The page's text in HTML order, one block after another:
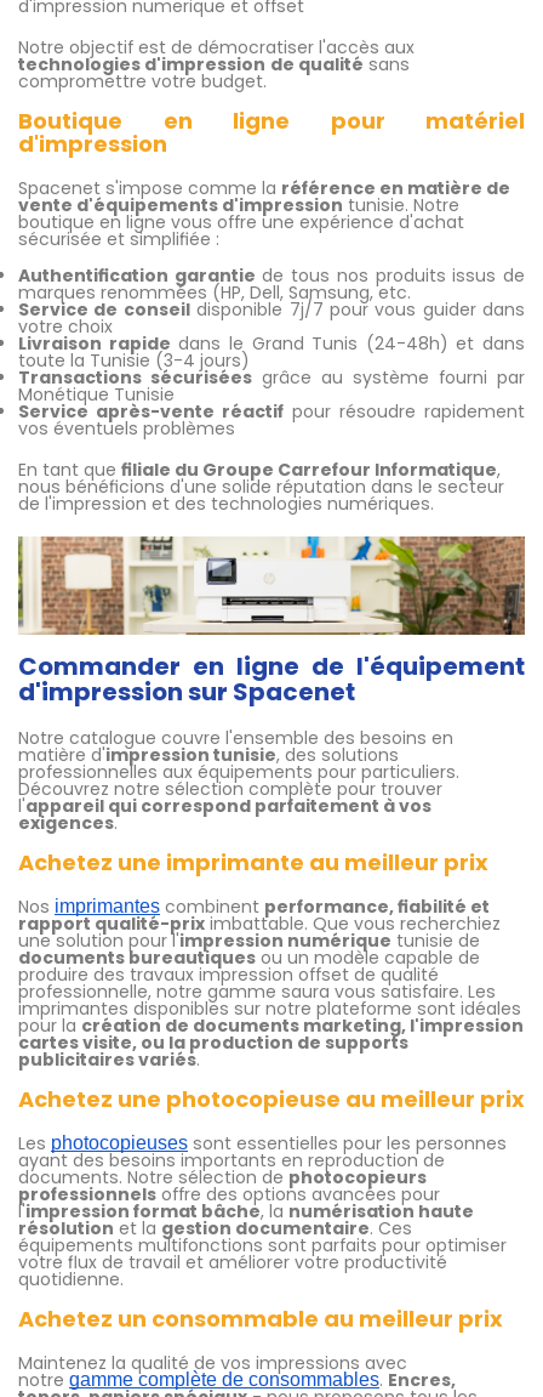
d'impression numerique et offset
Notre objectif est de démocratiser l'accès aux
technologies d'impression de qualité sans
compromettre votre budget.
Boutique en ligne pour matériel
d'impression
Spacenet s'impose comme la référence en matière de
vente d'équipements d'impression tunisie. Notre
boutique en ligne vous offre une expérience d'achat
sécurisée et simplifiée :
Authentification garantie de tous nos produits issus de
marques renommées (HP, Dell, Samsung, etc.
Service de conseildisponible 7j/7 pour vous guider dans
votre choix
Livraison rapide dans le Grand Tunis (24-48h) et dans
toute la Tunisie (3-4 jours)
Transactions sécurisées grâce au système fourni par
Monétique Tunisie
Service après-vente réactif pour résoudre rapidement
vos éventuels problèmes
En tant que filiale du Groupe Carrefour Informatique,
nous bénéficions d'une solide réputation dans le secteur
de l'impression et des technologies numériques.
Commander en ligne de l'équipement
d'impression sur Spacenet
Notre catalogue couvre l'ensemble des besoins en
matière d'impression tunisie, des solutions
professionnelles aux équipements pour particuliers.
Découvrez notre sélection complète pour trouver
l'appareil qui correspond parfaitement à vos
exigences.
Achetez une imprimante au meilleur prix
Nos imprimantes combinent performance, fiabilité et
rapport qualité-prix imbattable. Que vous recherchiez
une solution pour l'impression numérique tunisie de
documents bureautiques ou un modèle capable de
produire des travaux impression offset de qualité
professionnelle, notre gamme saura vous satisfaire. Les
imprimantes disponibles sur notre plateforme sont idéales
pour la création de documents marketing, l'impression
cartes visite, ou la production de supports
publicitaires variés.
Achetez une photocopieuse au meilleur prix
Les photocopieuses sont essentielles pour les personnes
ayant des besoins importants en reproduction de
documents. Notre sélection de photocopieurs
professionnels offre des options avancées pour
l'impression format bâche, la numérisation haute
résolution et la gestion documentaire. Ces
équipements multifonctions sont parfaits pour optimiser
votre flux de travail et améliorer votre productivité
quotidienne.
Achetez un consommable au meilleur prix
Maintenez la qualité de vos impressions avec
notre gamme complète de consommables. Encres,